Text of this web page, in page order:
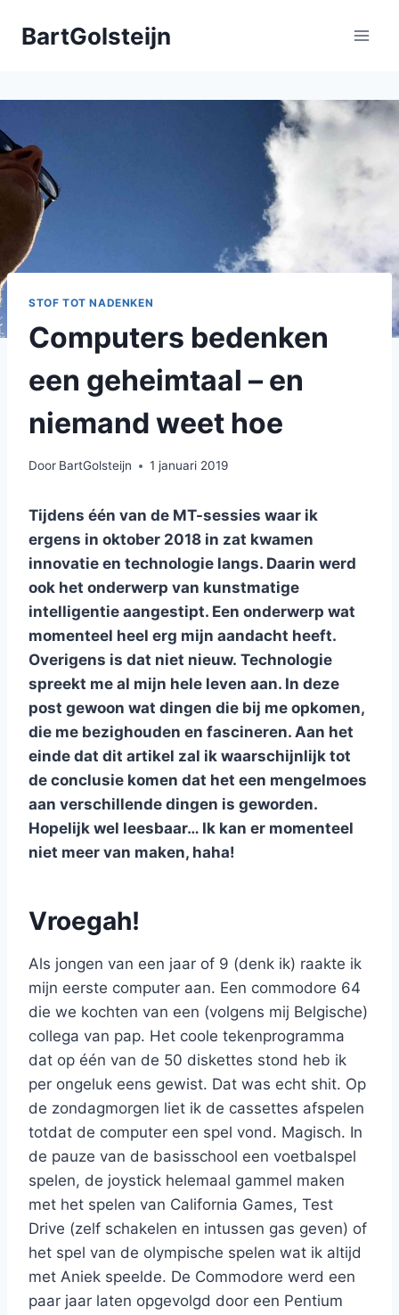
naarBartGolsteijn
STOF TOT NADENKEN
Computers bedenken
een geheimtaal – en
niemand weet hoe
Door BartGolsteijn 1 januari 2019
Tijdens één van de MT-sessies waar ik
ergens in oktober 2018 in zat kwamen
innovatie en technologie langs. Daarin werd
ook het onderwerp van kunstmatige
intelligentie aangestipt. Een onderwerp wat
momenteel heel erg mijn aandacht heeft.
Overigens is dat niet nieuw. Technologie
spreekt me al mijn hele leven aan. In deze
post gewoon wat dingen die bij me opkomen,
die me bezighouden en fascineren. Aan het
einde dat dit artikel zal ik waarschijnlijk tot
de conclusie komen dat het een mengelmoes
aan verschillende dingen is geworden.
Hopelijk wel leesbaar… Ik kan er momenteel
niet meer van maken, haha!
Vroegah!
Als jongen van een jaar of 9 (denk ik) raakte ik
mijn eerste computer aan. Een commodore 64
die we kochten van een (volgens mij Belgische)
collega van pap. Het coole tekenprogramma
dat op één van de 50 diskettes stond heb ik
per ongeluk eens gewist. Dat was echt shit. Op
de zondagmorgen liet ik de cassettes afspelen
totdat de computer een spel vond. Magisch. In
de pauze van de basisschool een voetbalspel
spelen, de joystick helemaal gammel maken
met het spelen van California Games, Test
Drive (zelf schakelen en intussen gas geven) of
het spel van de olympische spelen wat ik altijd
met Aniek speelde. De Commodore werd een
paar jaar laten opgevolgd door een Pentium